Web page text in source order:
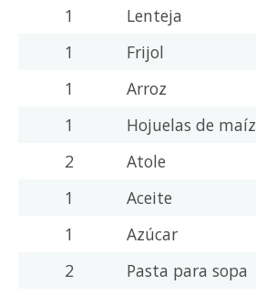
1
Lenteja
1
Frijol
1
Arroz
1
Hojuelas de maíz
2
Atole
1
Aceite
1
Azúcar
2
Pasta para sopa